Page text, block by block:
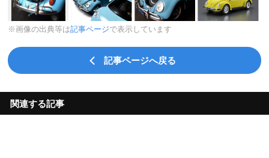
※画像の出典等は記事ページで表示しています
記事ページへ戻る
関連する記事